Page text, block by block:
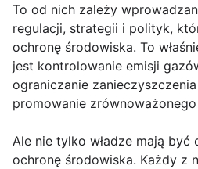
To od nich zależy
regulacji, strategii i polityk,
ochronę środowiska. To
jest kontrolowanie emisji
ograniczanie
promowanie
Ale nie tylko władze mają być
ochronę środowiska. Każdy z